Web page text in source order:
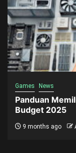
Games News
Panduan
Budget 2025
9 months ago